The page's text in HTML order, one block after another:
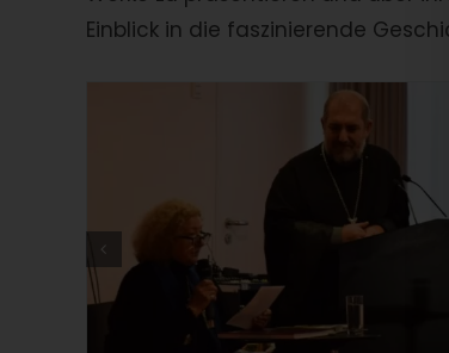
Einblick in die faszinierende